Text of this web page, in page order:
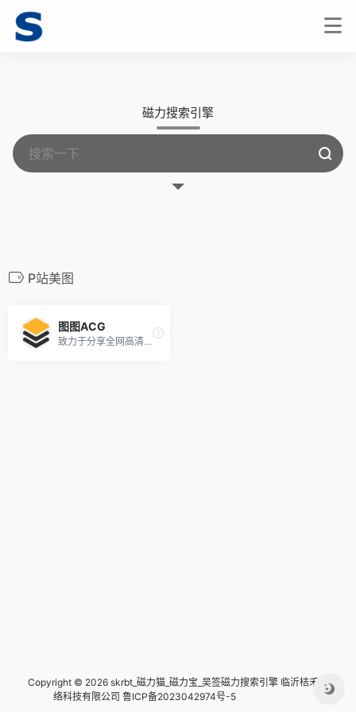
磁力搜索引擎
P站美图
图图ACG
致力于分享全网高清好看的图片
Copyright © 2026 skrbt_磁力猫_磁力宝_吴签磁力搜索引擎 临沂桔禾网
络科技有限公司 鲁ICP备2023042974号-5